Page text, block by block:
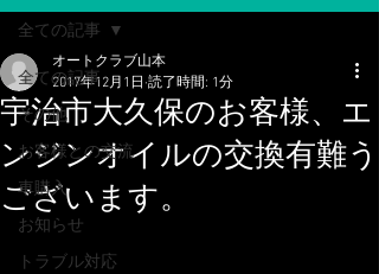
全ての記事
その他
お客様との交流
車購入
お知らせ
トラブル対応
全ての記事
宇治市大久保のお客様、エ
ンジンオイルの交換有難う
ございます。
オートクラブ山本
2017年12月1日 読了時間: 1分